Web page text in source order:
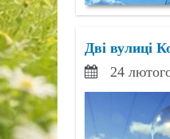
Дві вулиці
24